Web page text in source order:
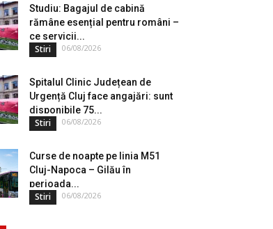
Studiu: Bagajul de cabină
rămâne esențial pentru români –
ce servicii...
Stiri 06/08/2026
Spitalul Clinic Județean de
Urgență Cluj face angajări: sunt
disponibile 75...
Stiri 06/08/2026
Curse de noapte pe linia M51
Cluj-Napoca – Gilău în
perioada...
Stiri 06/08/2026